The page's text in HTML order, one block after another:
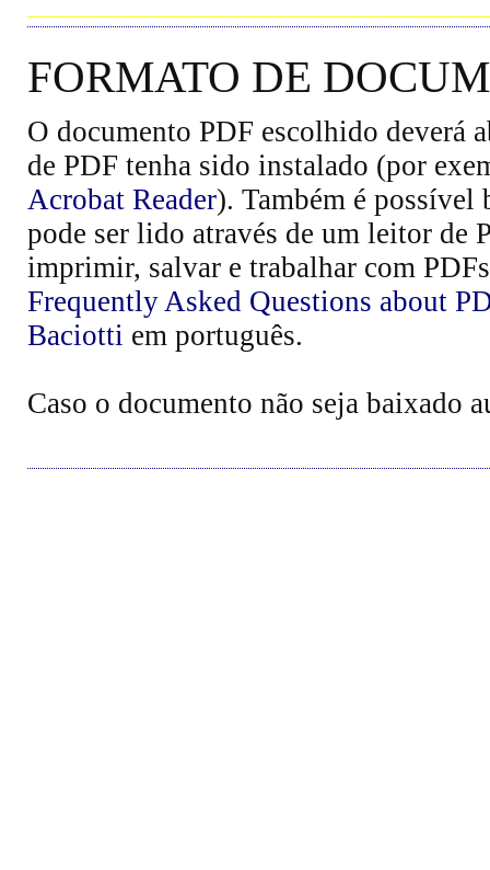
FORMATO DE
O documento PDF escolhido deverá
de PDF tenha sido instalado (por
Acrobat Reader). Também é possível
pode ser lido através de um leitor de
imprimir, salvar e trabalhar com
Frequently Asked Questions about
Baciotti em português.
Caso o documento não seja baixado